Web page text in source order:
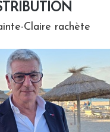
Claire rachète